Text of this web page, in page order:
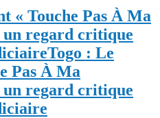
« Touche Pas À Ma
regard critique
Togo : Le
Pas À Ma
regard critique